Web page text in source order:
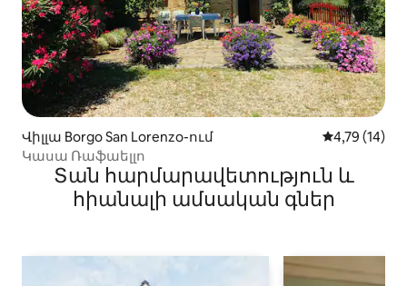
Վիլլա Borgo San Lorenzo-ում Միջին
4,79 (14)
Կասա Ռաֆաելլո
Տան հարմարավետություն և
հիանալի ամսական գներ